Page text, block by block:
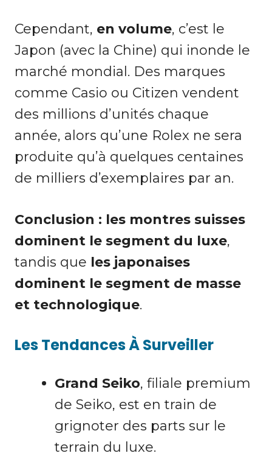
Cependant, en volume, c’est le
Japon (avec la Chine) qui inonde le
marché mondial. Des marques
comme Casio ou Citizen vendent
des millions d’unités chaque
année, alors qu’une Rolex ne sera
produite qu’à quelques centaines
de milliers d’exemplaires par an.
Conclusion : les montres suisses
dominent le segment du luxe,
tandis que les japonaises
dominent le segment de masse
et technologique.
Les Tendances À Surveiller
Grand Seiko, filiale premium
de Seiko, est en train de
grignoter des parts sur le
terrain du luxe.